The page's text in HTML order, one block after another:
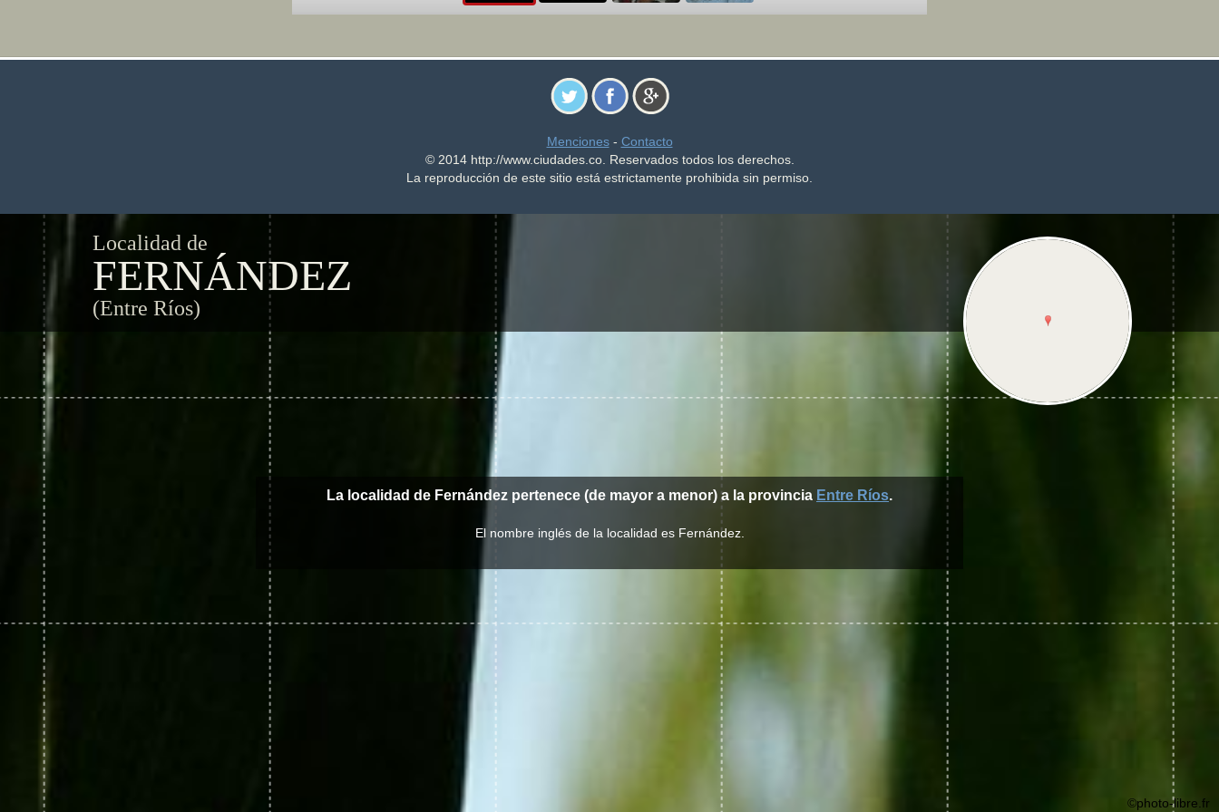
Menciones- Contacto
© 2014 http://www.ciudades.co. Reservados todos los derechos.
La reproducción de este sitio está estrictamente prohibida sin permiso.
Localidad de
FERNÁNDEZ
(Entre Ríos)
La localidad de Fernández pertenece (de mayor a menor) a la provincia Entre Ríos.
El nombre inglés de la localidad es Fernández.
©photo-libre.fr